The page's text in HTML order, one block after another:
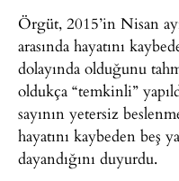
Örgüt, 2015’in Nisan
arasında hayatını
dolayında olduğunu
oldukça “temkinli”
sayının yetersiz
hayatını kaybeden beş
dayandığını duyurdu.